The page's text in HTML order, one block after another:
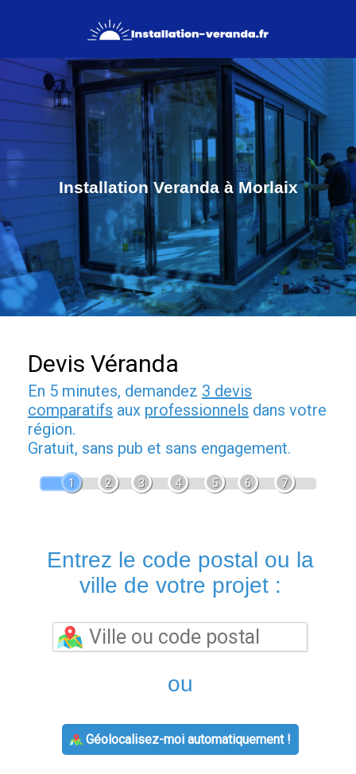
Installation Veranda à Morlaix
Devis Véranda
En 5 minutes, demandez 3 devis
comparatifs aux professionnels dans votre
région.
Gratuit, sans pub et sans engagement.
1 2 3 4 5 6 7
Entrez le code postal ou la
ville de votre projet :
ou
Géolocalisez-moi automatiquement !